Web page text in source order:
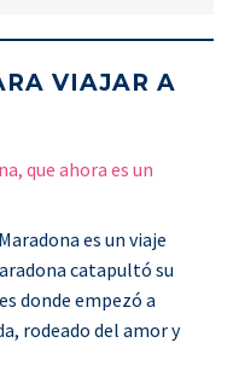
VIAJAR A
que ahora es un
es un viaje
catapultó su
donde empezó a
rodeado del amor y